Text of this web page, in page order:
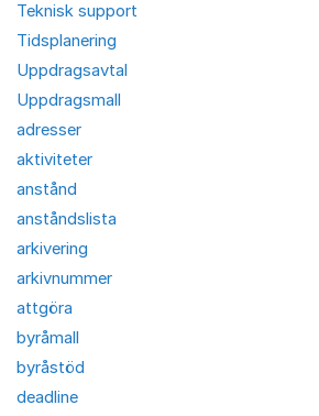
Teknisk support
Tidsplanering
Uppdragsavtal
Uppdragsmall
adresser
aktiviteter
anstånd
anståndslista
arkivering
arkivnummer
attgöra
byråmall
byråstöd
deadline